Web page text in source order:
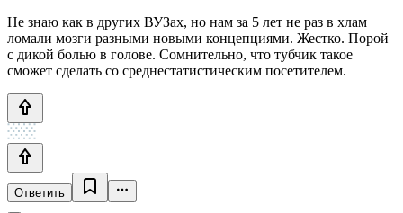
Не знаю как в других ВУЗах, но нам за 5 лет не раз в хлам
ломали мозги разными новыми концепциями. Жестко. Порой
с дикой болью в голове. Сомнительно, что тубчик такое
сможет сделать со среднестатистическим посетителем.
Ответить